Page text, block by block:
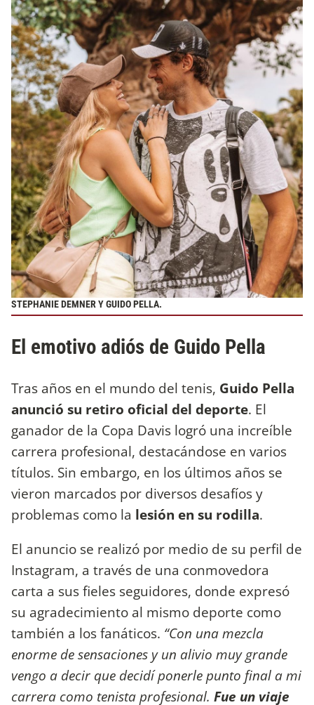
STEPHANIE DEMNER Y GUIDO PELLA.
El emotivo adiós de Guido Pella
Tras años en el mundo del tenis, Guido Pella
anunció su retiro oficial del deporte. El
ganador de la Copa Davis logró una increíble
carrera profesional, destacándose en varios
títulos. Sin embargo, en los últimos años se
vieron marcados por diversos desafíos y
problemas como la lesión en su rodilla.
El anuncio se realizó por medio de su perfil de
Instagram, a través de una conmovedora
carta a sus fieles seguidores, donde expresó
su agradecimiento al mismo deporte como
también a los fanáticos. “Con una mezcla
enorme de sensaciones y un alivio muy grande
vengo a decir que decidí ponerle punto final a mi
carrera como tenista profesional. Fue un viaje